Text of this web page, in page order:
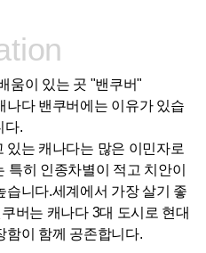
움이 있는 곳 "밴쿠버"
나다 밴쿠버에는 이유가 있습
다.
있는 캐나다는 많은 이민자로
특히 인종차별이 적고 치안이
습니다.세계에서 가장 살기 좋
버는 캐나다 3대 도시로 현대
함이 함께 공존합니다.